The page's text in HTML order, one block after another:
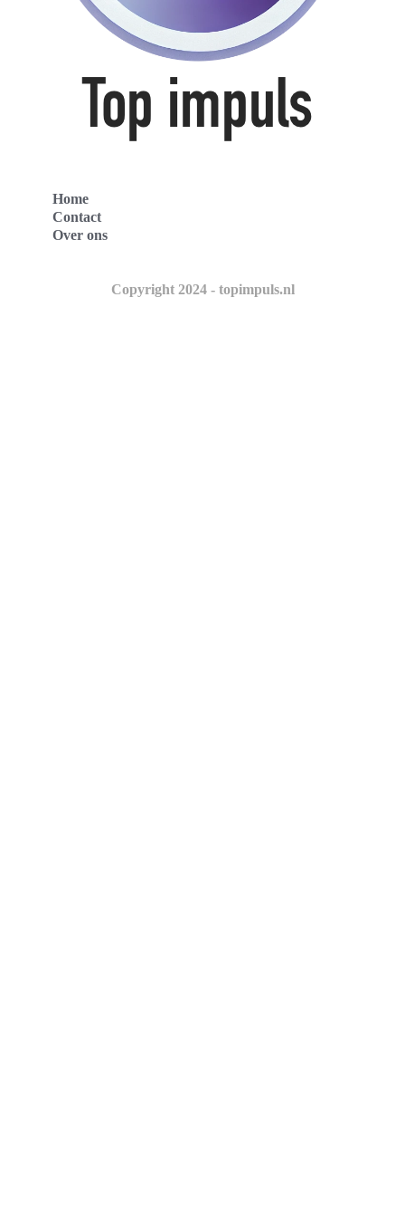
Home
Contact
Over ons
Copyright 2024 - topimpuls.nl